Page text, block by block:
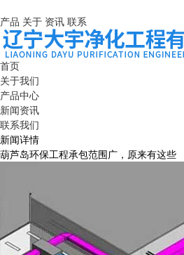
产品 关于 资讯 联系
首页
关于我们
产品中心
新闻资讯
联系我们
新闻详情
葫芦岛环保工程承包范围广，原来有这些